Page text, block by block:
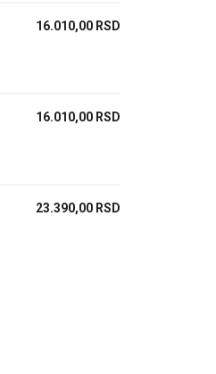
16.010,00 RSD
16.010,00 RSD
23.390,00 RSD